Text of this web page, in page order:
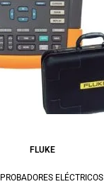
FLUKE
ELÉCTRICOS